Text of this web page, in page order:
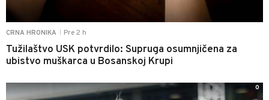
CRNA HRONIKA Pre 2 h
Tužilaštvo USK potvrdilo: Supruga osumnjičena za
ubistvo muškarca u Bosanskoj Krupi
0